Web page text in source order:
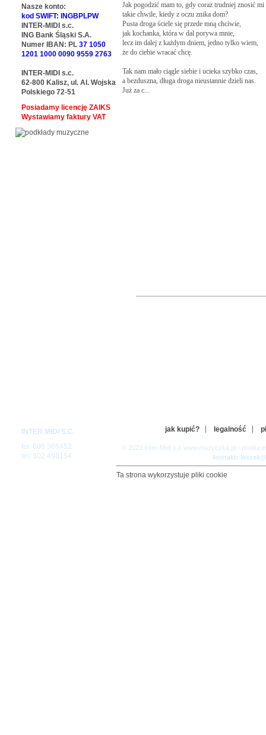
Jak pogodzić mam to, gdy coraz trudniej znosić mi
takie chwile, kiedy z oczu znika dom?
Pusta droga ściele się przede mną chciwie,
jak kochanka, która w dal porywa mnie,
lecz im dalej z każdym dniem, jedno tylko wiem,
że do ciebie wracać chcę.
Tak nam mało ciągle siebie i ucieka szybko czas,
a bezduszna, długa droga nieustannie dzieli nas.
Już za c...
Nasze konto:
kod SWIFT: INGBPLPW
INTER-MIDI s.c.
ING Bank Śląski S.A.
Numer IBAN: PL 37 1050
1201 1000 0090 9559 2763
INTER-MIDI s.c.
62-800 Kalisz, ul. Al. Wojska
Polskiego 72-51
Posiadamy licencję ZAIKS
Wystawiamy faktury VAT
INTER MIDI S.C.
tel: 606 366452
tel: 602 498154
jak kupić? legalność
© 2023 Inter-Midi s.c www.muzyczka.pl -
kontakt:
Ta strona wykorzystuje pliki cookie